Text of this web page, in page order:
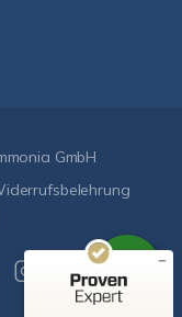
GmbH100
%
ProvenExpert.com
50
Bewertungen auf
ProvenExpert.com